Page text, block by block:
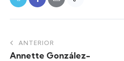
ANTERIOR
Annette González-